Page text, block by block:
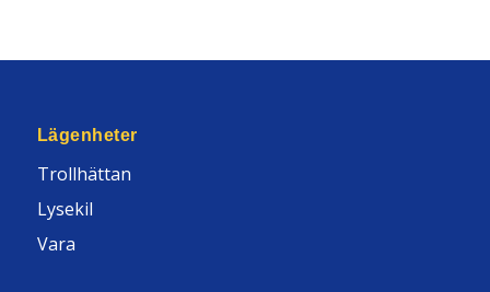
Lägenheter
Trollhättan
Lysekil
Vara